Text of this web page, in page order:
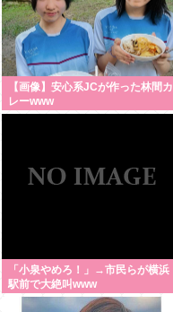
【画像】安心系JCが作った林間カ
レーwww
「小泉やめろ！」→市民らが横浜
駅前で大絶叫www